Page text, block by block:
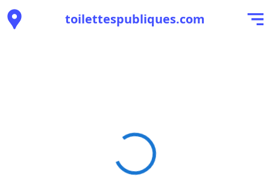
toilettespubliques.com